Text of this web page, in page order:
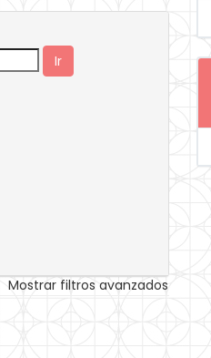
Mostrar filtros avanzados